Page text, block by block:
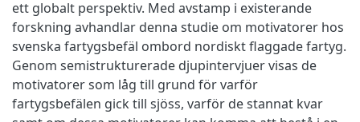
ett globalt perspektiv. Med avstamp i existerande
forskning avhandlar denna studie om motivatorer hos
svenska fartygsbefäl ombord nordiskt flaggade fartyg.
Genom semistrukturerade djupintervjuer visas de
motivatorer som låg till grund för varför
fartygsbefälen gick till sjöss, varför de stannat kvar